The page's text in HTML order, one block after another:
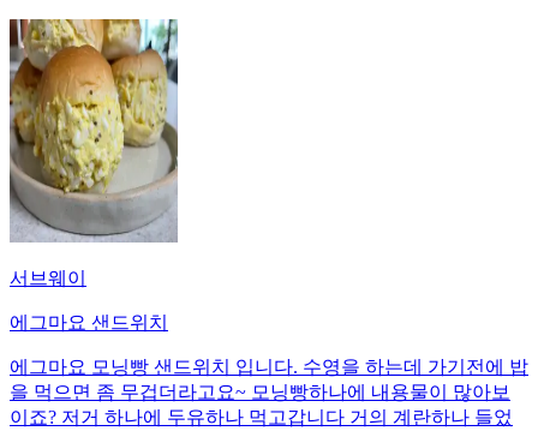
서브웨이
에그마요 샌드위치
에그마요 모닝빵 샌드위치 입니다. 수영을 하는데 가기전에 밥
을 먹으면 좀 무겁더라고요~ 모닝빵하나에 내용물이 많아보
이죠? 저거 하나에 두유하나 먹고갑니다 거의 계란하나 들었